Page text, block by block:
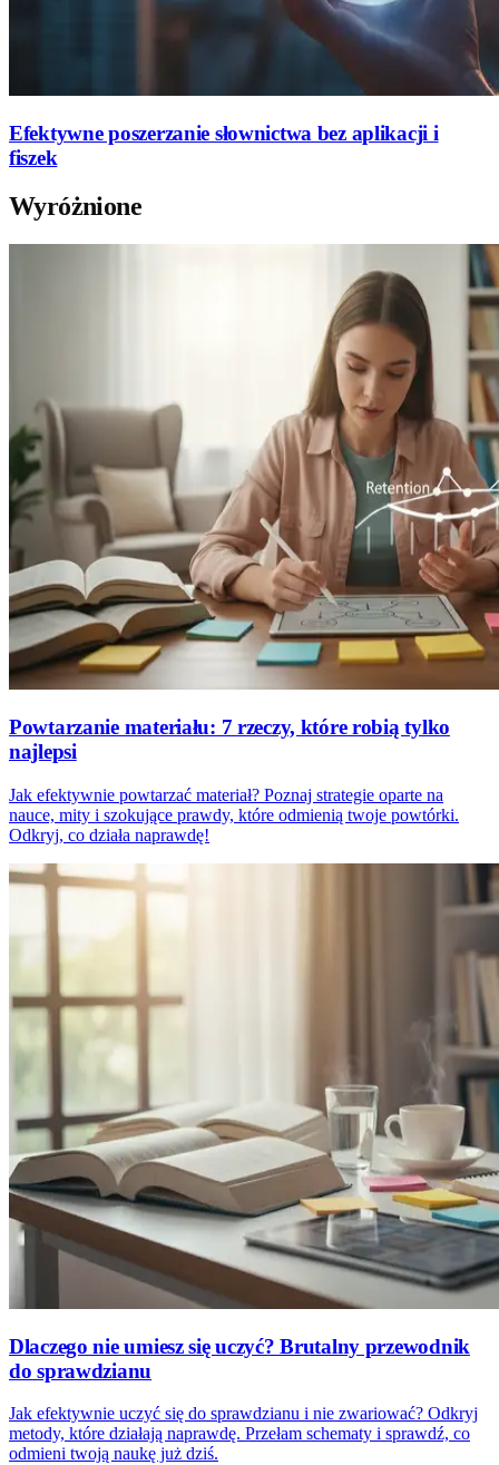
Efektywne poszerzanie słownictwa bez aplikacji i
fiszek
Wyróżnione
Powtarzanie materiału: 7 rzeczy, które robią tylko
najlepsi
Jak efektywnie powtarzać materiał? Poznaj strategie oparte na
nauce, mity i szokujące prawdy, które odmienią twoje powtórki.
Odkryj, co działa naprawdę!
Dlaczego nie umiesz się uczyć? Brutalny przewodnik
do sprawdzianu
Jak efektywnie uczyć się do sprawdzianu i nie zwariować? Odkryj
metody, które działają naprawdę. Przełam schematy i sprawdź, co
odmieni twoją naukę już dziś.